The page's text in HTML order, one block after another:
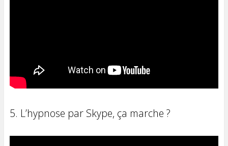
5. L’hypnose par Skype, ça marche ?